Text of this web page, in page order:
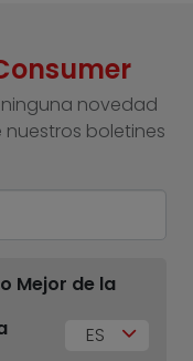
novedad
nuestros boletines
Mejor de la
ES